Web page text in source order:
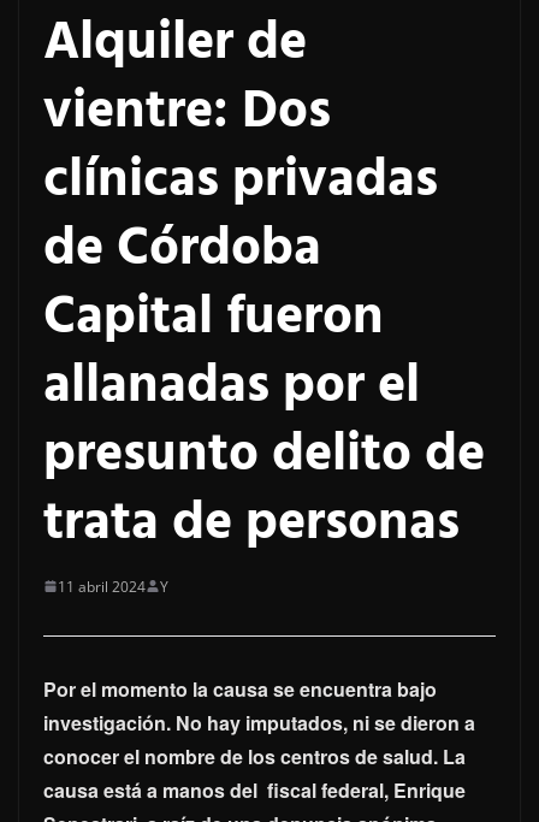
Alquiler de
vientre: Dos
clínicas privadas
de Córdoba
Capital fueron
allanadas por el
presunto delito de
trata de personas
11 abril 2024 Y
Por el momento la causa se encuentra bajo
investigación. No hay imputados, ni se dieron a
conocer el nombre de los centros de salud. La
causa está a manos del fiscal federal, Enrique